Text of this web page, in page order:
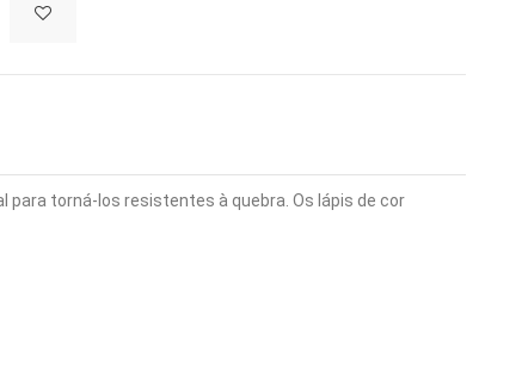
para torná-los resistentes à quebra. Os lápis de cor